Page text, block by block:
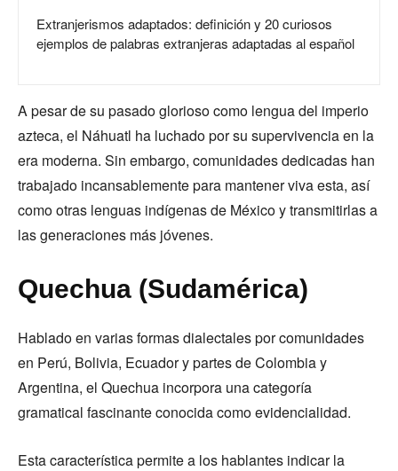
Extranjerismos adaptados: definición y 20 curiosos
ejemplos de palabras extranjeras adaptadas al español
A pesar de su pasado glorioso como lengua del imperio
azteca, el Náhuatl ha luchado por su supervivencia en la
era moderna. Sin embargo, comunidades dedicadas han
trabajado incansablemente para mantener viva esta, así
como otras lenguas indígenas de México y transmitirlas a
las generaciones más jóvenes.
Quechua (Sudamérica)
Hablado en varias formas dialectales por comunidades
en Perú, Bolivia, Ecuador y partes de Colombia y
Argentina, el Quechua incorpora una categoría
gramatical fascinante conocida como evidencialidad.
Esta característica permite a los hablantes indicar la